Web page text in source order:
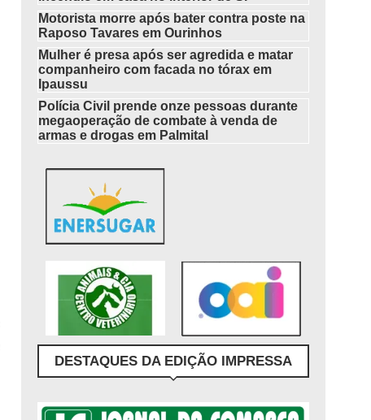
Motorista morre após bater contra poste na
Raposo Tavares em Ourinhos
Mulher é presa após ser agredida e matar
companheiro com facada no tórax em
Ipaussu
Polícia Civil prende onze pessoas durante
megaoperação de combate à venda de
armas e drogas em Palmital
DESTAQUES DA EDIÇÃO IMPRESSA